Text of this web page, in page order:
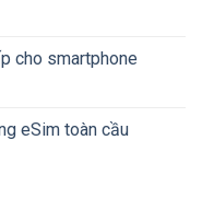
cho smartphone
eSim toàn cầu